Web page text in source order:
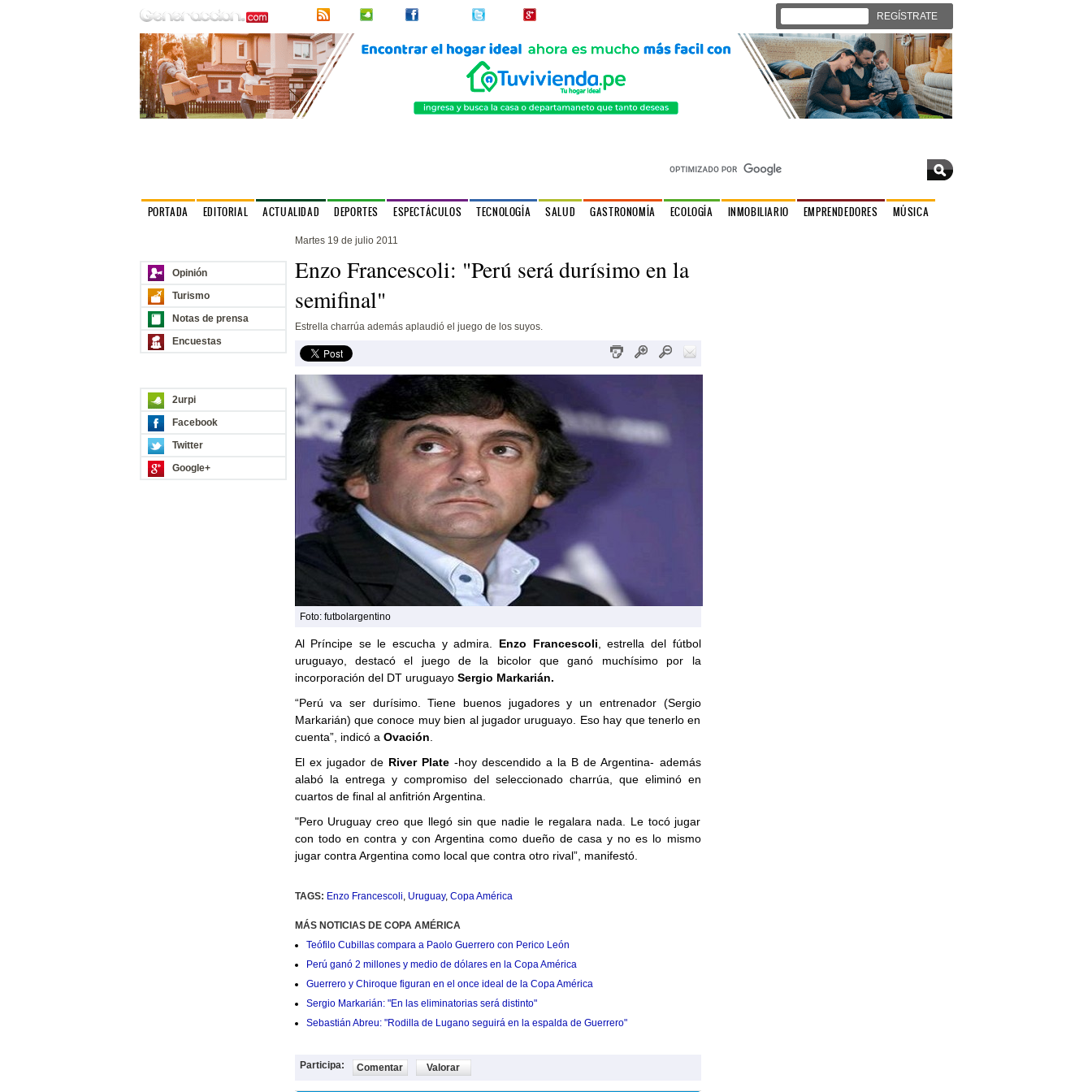
REGÍSTRATE
PORTADA EDITORIAL ACTUALIDAD DEPORTES ESPECTÁCULOS TECNOLOGÍA SALUD GASTRONOMÍA ECOLOGÍA INMOBILIARIO EMPRENDEDORES MÚSICA
Opinión
Turismo
Notas de prensa
Encuestas
2urpi
Facebook
Twitter
Google+
Martes 19 de julio 2011
Enzo Francescoli: "Perú será durísimo en la
semifinal"
Estrella charrúa además aplaudió el juego de los suyos.
Foto: futbolargentino
Al Príncipe se le escucha y admira. Enzo Francescoli , estrella del fútbol
uruguayo, destacó el juego de la bicolor que ganó muchísimo por la
incorporación del DT uruguayo Sergio Markarián.
“Perú va ser durísimo. Tiene buenos jugadores y un entrenador (Sergio
Markarián) que conoce muy bien al jugador uruguayo. Eso hay que tenerlo en
cuenta”, indicó a Ovación
El ex jugador de River Plate -hoy descendido a la B de Argentina- además
alabó la entrega y compromiso del seleccionado charrúa, que eliminó en
cuartos de final al anfitrión Argentina.
"Pero Uruguay creo que llegó sin que nadie le regalara nada. Le tocó jugar
con todo en contra y con Argentina como dueño de casa y no es lo mismo
jugar contra Argentina como local que contra otro rival”, manifestó.
TAGS: Enzo Francescoli, Uruguay, Copa América
MÁS NOTICIAS DE COPA AMÉRICA
Teófilo Cubillas compara a Paolo Guerrero con Perico León
Perú ganó 2 millones y medio de dólares en la Copa América
Guerrero y Chiroque figuran en el once ideal de la Copa América
Sergio Markarián: "En las eliminatorias será distinto"
Sebastián Abreu: "Rodilla de Lugano seguirá en la espalda de Guerrero"
Participa: Comentar Valorar